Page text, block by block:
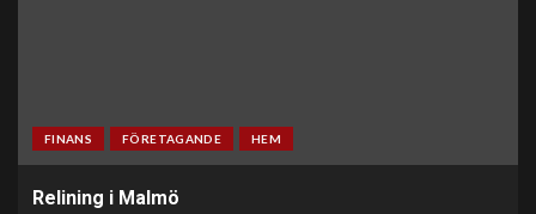
FINANS FÖRETAGANDE HEM
Relining i Malmö